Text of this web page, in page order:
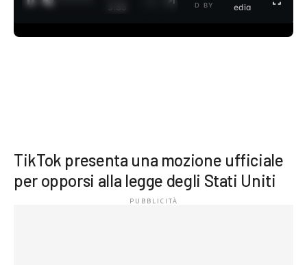
3:35
D BY
edia
TikTok presenta una mozione ufficiale
per opporsi alla legge degli Stati Uniti